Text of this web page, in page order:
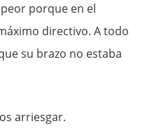
porque en el
directivo. A todo
su brazo no estaba
arriesgar.